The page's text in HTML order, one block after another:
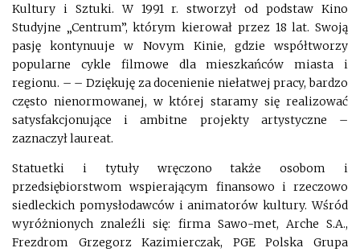
Kultury i Sztuki. W 1991 r. stworzył od podstaw Kino
Studyjne „Centrum”, którym kierował przez 18 lat. Swoją
pasję kontynuuje w Novym Kinie, gdzie współtworzy
popularne cykle filmowe dla mieszkańców miasta i
regionu. – – Dziękuję za docenienie niełatwej pracy, bardzo
często nienormowanej, w której staramy się realizować
satysfakcjonujące i ambitne projekty artystyczne –
zaznaczył laureat.
Statuetki i tytuły wręczono także osobom i
przedsiębiorstwom wspierającym finansowo i rzeczowo
siedleckich pomysłodawców i animatorów kultury. Wśród
wyróżnionych znaleźli się: firma Sawo-met, Arche S.A.,
Frezdrom Grzegorz Kazimierczak, PGE Polska Grupa